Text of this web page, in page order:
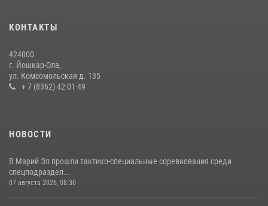
Управление Росгвардии по Республике Марий Эл продолжает
(видео)
11 июля 2026, 06:20 9
28 июля 2026, 11:52
КОНТАКТЫ
424000
г. Йошкар-Ола,
ул. Комсомольская д. 135
+ 7 (8362) 42-01-49
НОВОСТИ
В Марий Эл прошли тактико-специальные соревнования среди
спецподраздел...
07 августа 2026, 08:30